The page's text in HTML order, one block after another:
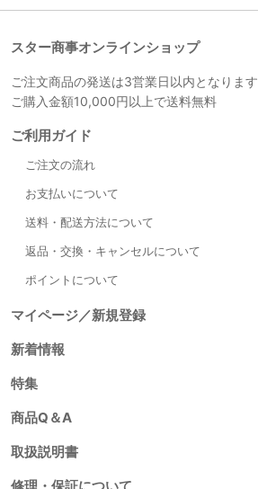
スター商事オンラインショップ
ご注文商品の発送は3営業日以内となります
ご購入金額10,000円以上で送料無料
ご利用ガイド
ご注文の流れ
お支払いについて
送料・配送方法について
返品・交換・キャンセルについて
ポイントについて
マイページ／新規登録
新着情報
特集
商品Q＆A
取扱説明書